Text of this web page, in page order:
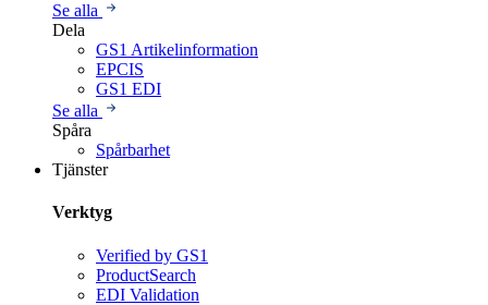
Se alla
Dela
GS1 Artikelinformation
EPCIS
GS1 EDI
Se alla
Spåra
Spårbarhet
Tjänster
Verktyg
Verified by GS1
ProductSearch
EDI Validation